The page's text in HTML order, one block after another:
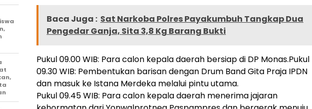
Baca Juga : Sat Narkoba Polres Payakumbuh Tangkap Dua
Pengedar Ganja, Sita 3,8 Kg Barang Bukti
Pukul 09.00 WIB: Para calon kepala daerah bersiap di DP Monas.Pukul
09.30 WIB: Pembentukan barisan dengan Drum Band Gita Praja IPDN
dan masuk ke Istana Merdeka melalui pintu utama.
Pukul 09.45 WIB: Para calon kepala daerah menerima jajaran